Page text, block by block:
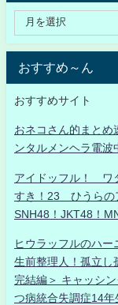
おすすめ～ん
おすすめサイト
おネコさん的まと
ンタルメンヘラ電
アイドッフル！ ワ
すき！23 ひうらの
SNH48！JKT48！
ヒウラッフルのハー
生前整理人！孤立し
完結編＞ キャッシ
つ病統合失調症14